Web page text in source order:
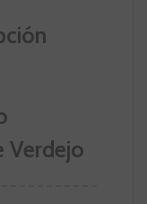
Verdejo